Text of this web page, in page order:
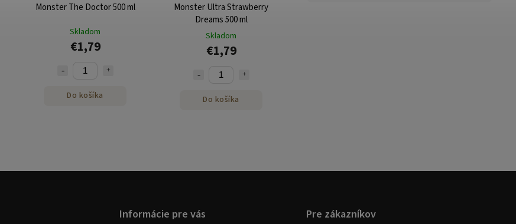
Monster The Doctor 500 ml
Skladom
€1,79
Do košíka
Monster Ultra Strawberry
Dreams 500 ml
Skladom
€1,79
Do košíka
Informácie pre vás Pre zákazníkov